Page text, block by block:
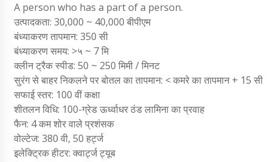
A person who has a part of a person.
उत्पादकता: 30,000 ~ 40,000 बीपीएम
बंध्याकरण तापमान: 350 सी
बंध्याकरण समय: >५ ~ 7 मि
क्लीन ट्रैक स्पीड: 50 ~ 250 मिमी / मिनट
सुरंग से बाहर निकलने पर बोतल का तापमान: < कमरे का तापमान + 15 सी
सफाई स्तर: 100 वीं कक्षा
शीतलन विधि: 100-ग्रेड ऊर्ध्वाधर ठंड लामिना का प्रवाह
फैन: 4 कम शोर वाले प्रशंसक
वोल्टेज: 380 वी, 50 हर्ट्ज
इलेक्ट्रिक हीटर: क्वार्ट्ज ट्यूब